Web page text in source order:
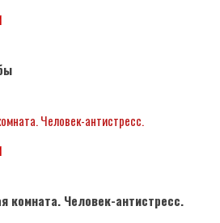
Человек-антистресс.
комната. Человек-антистресс.